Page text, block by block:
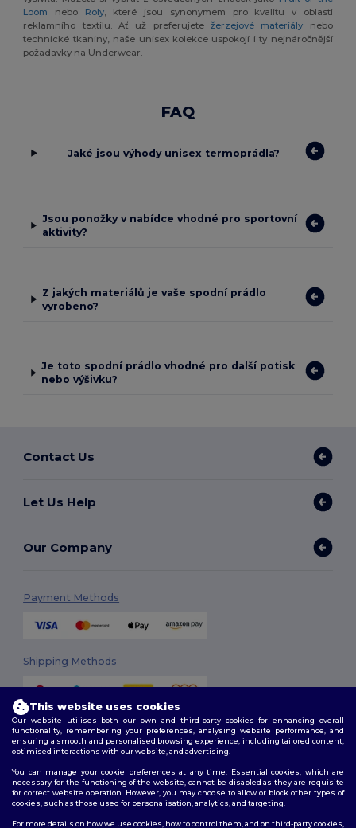
Loom nebo Roly, které jsou synonymem pro kvalitu v oblasti
reklamního textilu. Ať už preferujetežerzejové materiály nebo
technické tkaniny, naše unisex kolekce uspokojí i ty nejnáročnější
požadavky na Underwear.
FAQ
Jaké jsou výhody unisex termoprádla?
Jsou ponožky v nabídce vhodné pro sportovní
aktivity?
Z jakých materiálů je vaše spodní prádlo
vyrobeno?
Je toto spodní prádlo vhodné pro další potisk
nebo výšivku?
Contact Us
Let Us Help
Our Company
Payment Methods
Shipping Methods
Follow Us
This website uses cookies
Our website utilises both our own and third-party cookies for enhancing overall
functionality, remembering your preferences, analysing website performance, and
ensuring a smooth and personalised browsing experience, including tailored content,
optimised interactions with our website, and advertising.
You can manage your cookie preferences at any time. Essential cookies, which are
necessary for the functioning of the website, cannot be disabled as they are requisite
for correct website operation. However, you may choose to allow or block other types of
cookies, such as those used for personalisation, analytics, and targeting.
For more details on how we use cookies, how to control them, and on third-party cookies,